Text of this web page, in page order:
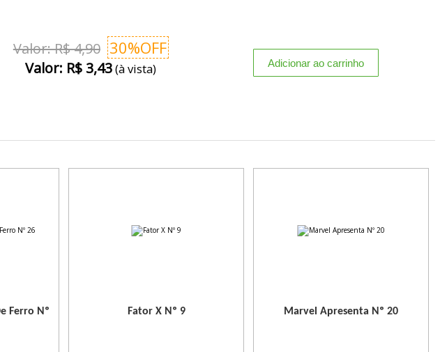
Valor: R$ 4,90 30%OFF
Valor: R$ 3,43(à vista)
Ferro Nº
Fator X Nº 9 Marvel Apresenta Nº 20